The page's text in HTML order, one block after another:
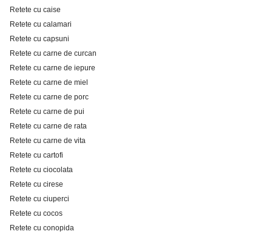
Retete cu caise
Retete cu calamari
Retete cu capsuni
Retete cu carne de curcan
Retete cu carne de iepure
Retete cu carne de miel
Retete cu carne de porc
Retete cu carne de pui
Retete cu carne de rata
Retete cu carne de vita
Retete cu cartofi
Retete cu ciocolata
Retete cu cirese
Retete cu ciuperci
Retete cu cocos
Retete cu conopida